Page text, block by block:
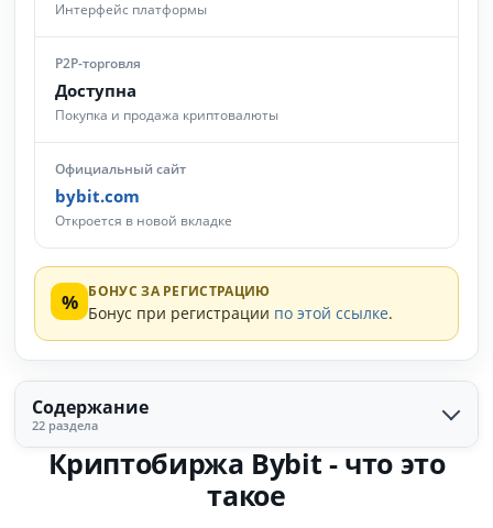
Интерфейс платформы
P2P-торговля
Доступна
Покупка и продажа криптовалюты
Официальный сайт
bybit.com
Откроется в новой вкладке
% БОНУС ЗА РЕГИСТРАЦИЮ
Бонус при регистрации по этой ссылке.
Содержание
22 раздела
Криптобиржа Bybit - что это
такое